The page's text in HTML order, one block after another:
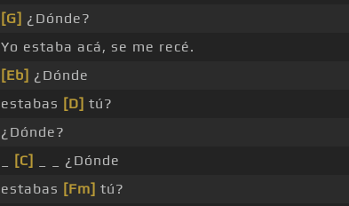
[G] ¿Dónde?
Yo estaba acá, se me recé.
[Eb] ¿Dónde
estabas [D] tú?
¿Dónde?
[C]
_ _ ¿Dónde
estabas [Fm] tú?